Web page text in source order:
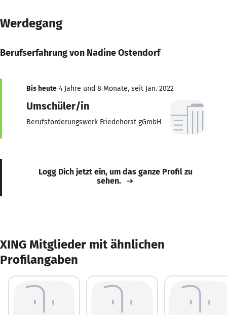
Werdegang
Berufserfahrung von Nadine Ostendorf
Bis heute 4 Jahre und 8 Monate, seit Jan. 2022
Umschüler/in
Berufsförderungswerk Friedehorst gGmbH
Logg Dich jetzt ein, um das ganze Profil zu
sehen.
XING Mitglieder mit ähnlichen
Profilangaben